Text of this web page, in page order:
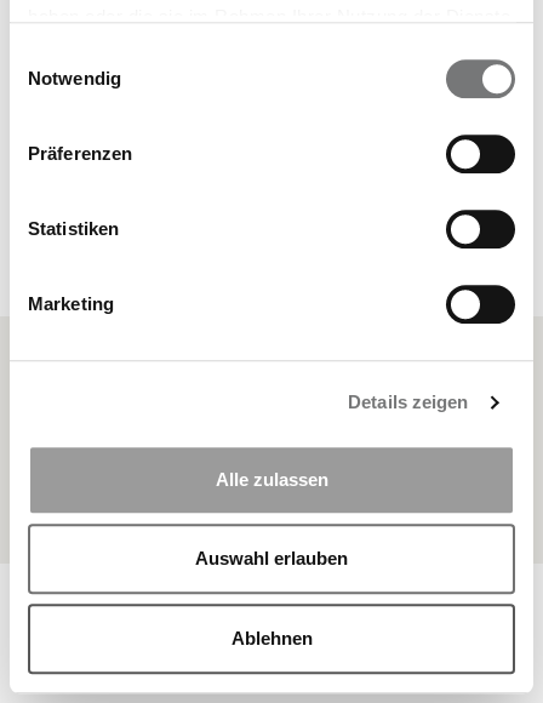
Notwendig
Präferenzen
Statistiken
Marketing
Details zeigen
Alle zulassen
Auswahl erlauben
Ablehnen
interessierst!
FAQ
Impressum
© Copyright 2026 BKK Landesverband Bayern | Alle Rechte